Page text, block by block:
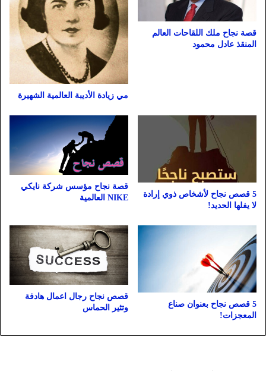
قصة نجاح ملك اللقاحات العالم
المنقذ عادل محمود
مي زيادة الأديبة العالمية الشهيرة
5 قصص نجاح لأشخاص ذوي إرادة
لا يفلها الحديد!
قصة نجاح مؤسس شركة نايكي
NIKE العالمية
5 قصص نجاح بعنوان صناع
المعجزات!
قصص نجاح رجال اعمال هادفة
وتثير الحماس